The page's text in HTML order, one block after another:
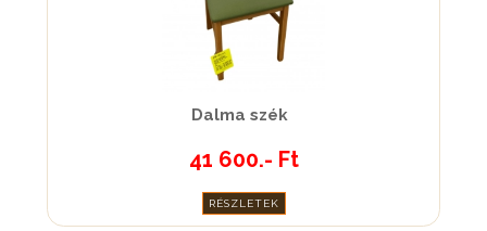
Dalma szék
41 600.- Ft
RÉSZLETEK